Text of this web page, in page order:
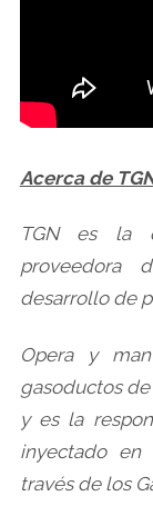
Acerca de
TGN es la
proveedora
desarrollo de
Opera y
gasoductos de
y es la
inyectado en
través de los